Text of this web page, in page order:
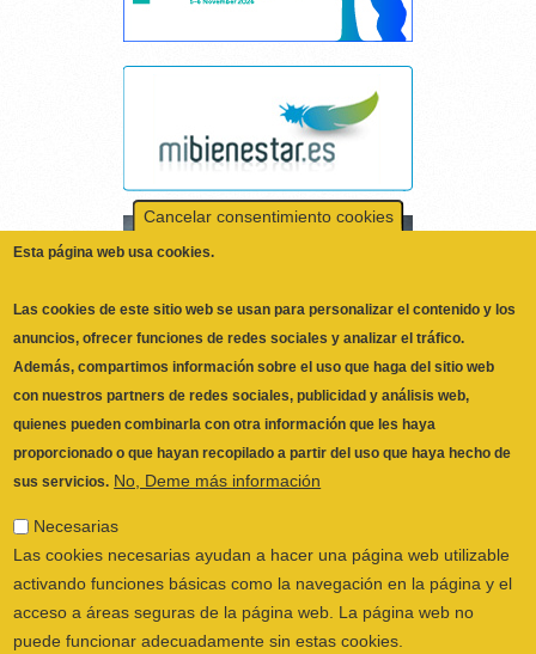
ILUSTRE COLEGIO OFICIAL DE
Cancelar consentimiento cookies
Esta página web usa cookies.
Las cookies de este sitio web se usan para personalizar el contenido y los
anuncios, ofrecer funciones de redes sociales y analizar el tráfico.
Además, compartimos información sobre el uso que haga del sitio web
con nuestros partners de redes sociales, publicidad y análisis web,
quienes pueden combinarla con otra información que les haya
proporcionado o que hayan recopilado a partir del uso que haya hecho de
Necesarias
Las cookies necesarias ayudan a hacer una página web utilizable
activando funciones básicas como la navegación en la página y el
acceso a áreas seguras de la página web. La página web no
puede funcionar adecuadamente sin estas cookies.
Preferencias
Las cookies de preferencias permiten a la página web recordar
información que cambia la forma en que la página se comporta o
el aspecto que tiene, como su idioma preferido o la región en la
que usted se encuentra.
Estadística
Las cookies estadísticas ayudan a los propietarios de páginas web